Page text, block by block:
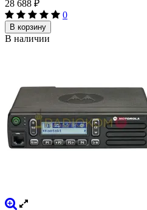
28 688 ₽
0
В корзину
В наличии